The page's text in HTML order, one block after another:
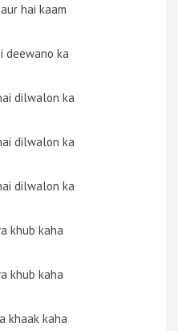
hai kaam
deewano ka
dilwalon ka
dilwalon ka
dilwalon ka
khub kaha
khub kaha
khaak kaha